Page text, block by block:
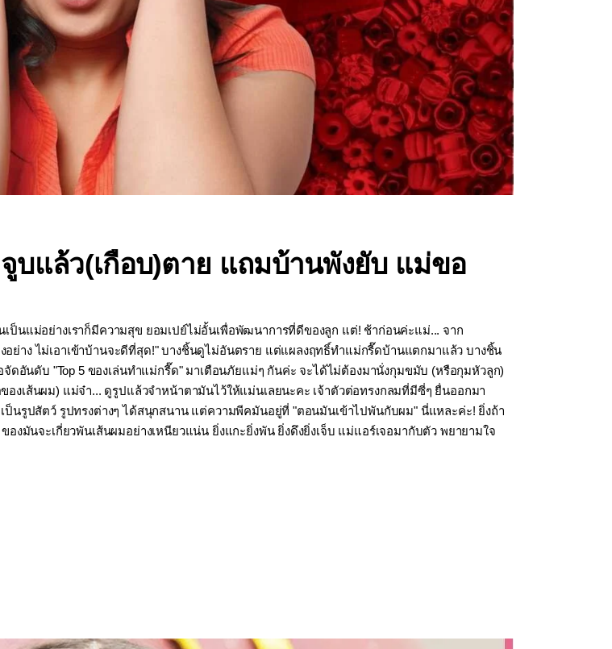
บแล้ว(เกือบ)ตาย แถมบ้านพังยับ แม่ขอ
เป็นแม่อย่างเราก็มีความสุข ยอมเปย์ไม่อั้นเพื่อพัฒนาการที่ดีของลูก แต่! ช้าก่อนค่ะแม่... จาก
ย่าง ไม่เอาเข้าบ้านจะดีที่สุด!" บางชิ้นดูไม่อันตราย แต่แผลงฤทธิ์ทำแม่กรี๊ดบ้านแตกมาแล้ว บางชิ้น
อันดับ "Top 5 ของเล่นทำแม่กรี๊ด" มาเตือนภัยแม่ๆ กันค่ะ จะได้ไม่ต้องมานั่งกุมขมับ (หรือกุมหัวลูก)
เส้นผม) แม่จ๋า... ดูรูปแล้วจำหน้าตามันไว้ให้แม่นเลยนะคะ เจ้าตัวต่อทรงกลมที่มีซี่ๆ ยื่นออกมา
ป็นรูปสัตว์ รูปทรงต่างๆ ได้สนุกสนาน แต่ความพีคมันอยู่ที่ "ตอนมันเข้าไปพันกับผม" นี่แหละค่ะ! ยิ่งถ้า
งมันจะเกี่ยวพันเส้นผมอย่างเหนียวแน่น ยิ่งแกะยิ่งพัน ยิ่งดึงยิ่งเจ็บ แม่แอร์เจอมากับตัว พยายามใจ